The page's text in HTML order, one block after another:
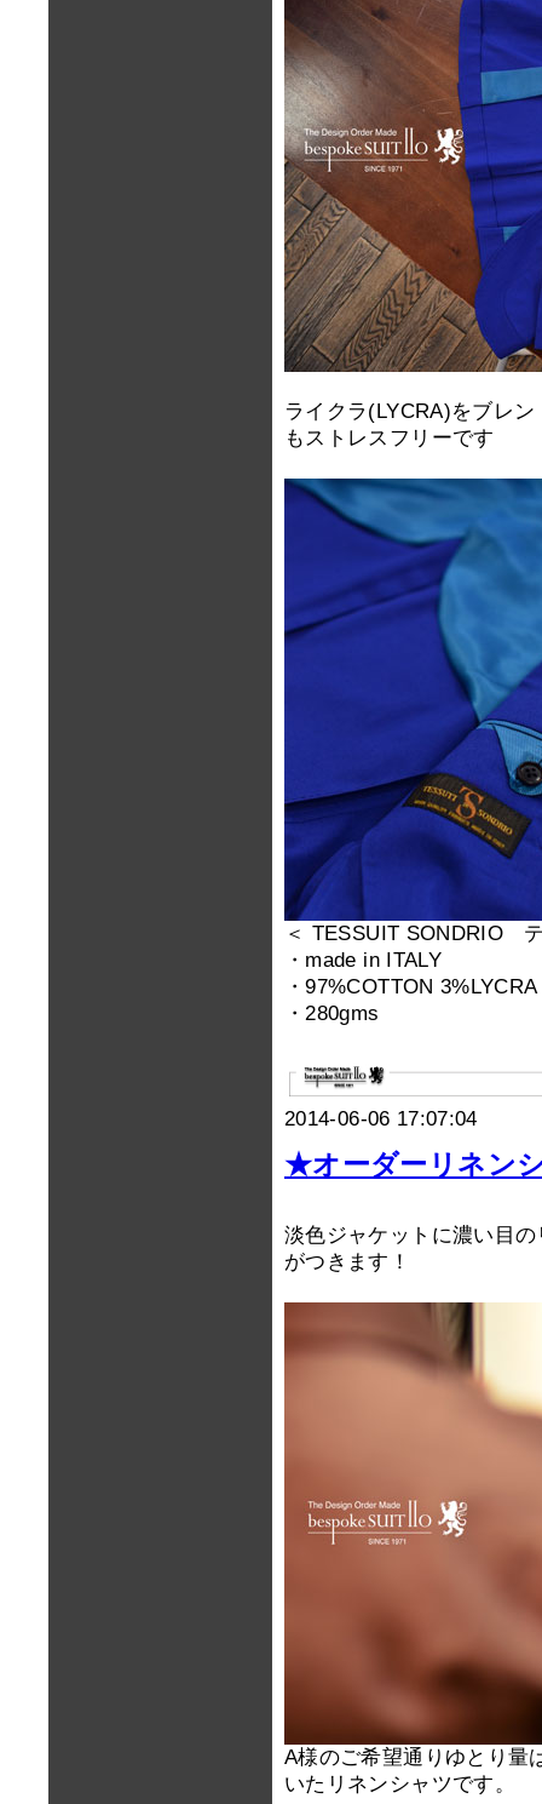
ライクラ(LYCRA)をブレ
もストレスフリーです
＜ TESSUIT SONDRIO
・made in ITALY
・97%COTTON 3%LYCRA
・280gms
2014-06-06 17:07:04
★オーダーリネ
淡色ジャケットに濃い目
がつきます！
A様のご希望通りゆとり量
いたリネンシャツです。